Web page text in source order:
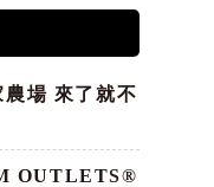
農場 來了就不
OUTLETS®